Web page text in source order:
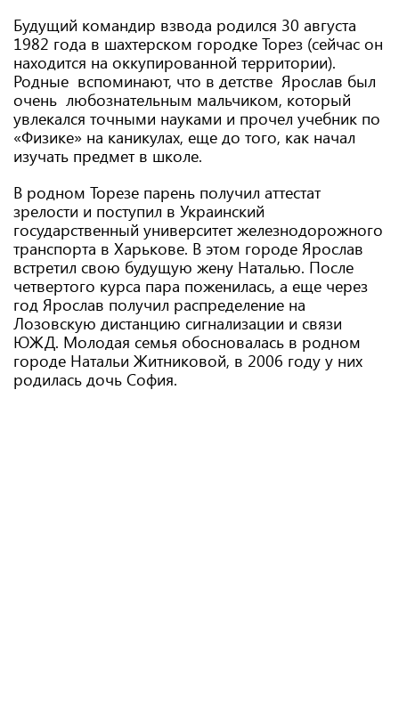
Будущий командир взвода родился 30 августа
1982 года в шахтерском городке Торез (сейчас он
находится на оккупированной территории).
Родные вспоминают, что в детстве Ярослав был
очень любознательным мальчиком, который
увлекался точными науками и прочел учебник по
«Физике» на каникулах, еще до того, как начал
изучать предмет в школе.
В родном Торезе парень получил аттестат
зрелости и поступил в Украинский
государственный университет железнодорожного
транспорта в Харькове. В этом городе Ярослав
встретил свою будущую жену Наталью. После
четвертого курса пара поженилась, а еще через
год Ярослав получил распределение на
Лозовскую дистанцию сигнализации и связи
ЮЖД. Молодая семья обосновалась в родном
городе Натальи Житниковой, в 2006 году у них
родилась дочь София.